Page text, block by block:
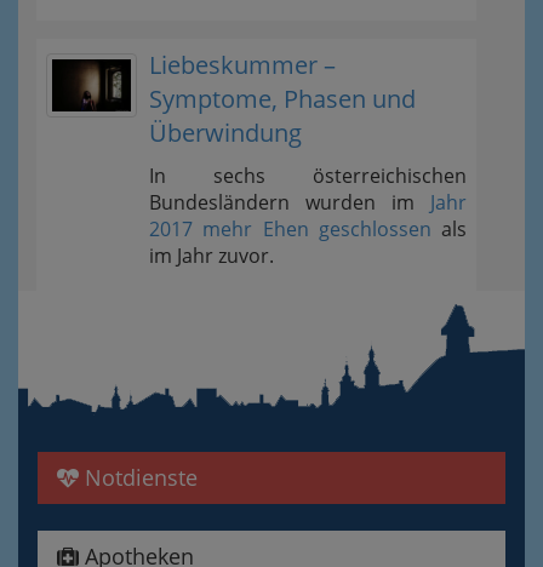
Liebeskummer –
Symptome, Phasen und
Überwindung
In sechs österreichischen
Bundesländern wurden im Jahr
2017 mehr Ehen geschlossen als
im Jahr zuvor.
Notdienste
Apotheken